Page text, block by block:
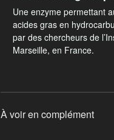
Une enzyme permettant
acides gras en
par des chercheurs de
Marseille, en France.
À voir en complément